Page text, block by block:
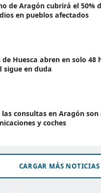
de Aragón cubrirá el 50%
en pueblos afectados
de Huesca abren en solo 48
sigue en duda
las consultas en Aragón
y coches
CARGAR MÁS NOTICIAS